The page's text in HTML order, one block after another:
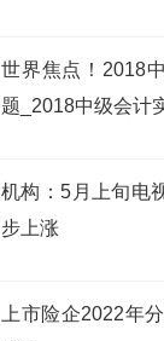
世界焦点！2018
题_2018中级会计
机构：5月上旬电
步上涨
上市险企2022年